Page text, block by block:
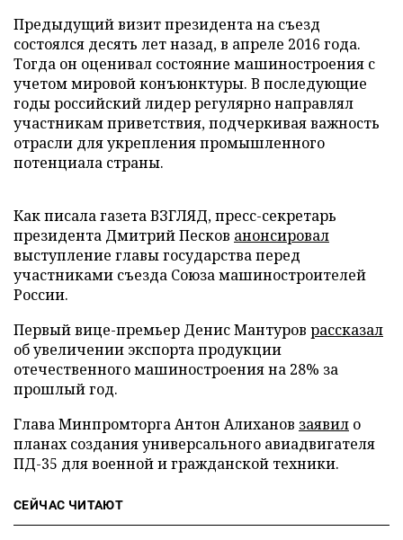
Предыдущий визит президента на съезд
состоялся десять лет назад, в апреле 2016 года.
Тогда он оценивал состояние машиностроения с
учетом мировой конъюнктуры. В последующие
годы российский лидер регулярно направлял
участникам приветствия, подчеркивая важность
отрасли для укрепления промышленного
потенциала страны.
Как писала газета ВЗГЛЯД, пресс-секретарь
президента Дмитрий Песков анонсировал
выступление главы государства перед
участниками съезда Союза машиностроителей
России.
Первый вице-премьер Денис Мантуров рассказал
об увеличении экспорта продукции
отечественного машиностроения на 28% за
прошлый год.
Глава Минпромторга Антон Алиханов заявил о
планах создания универсального авиадвигателя
ПД-35 для военной и гражданской техники.
СЕЙЧАС ЧИТАЮТ